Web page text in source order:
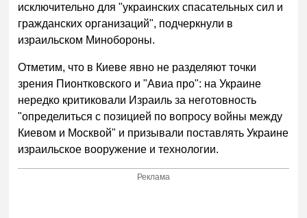
исключительно для "украинских спасательных сил и
гражданских организаций", подчеркнули в
израильском Минобороны.
Отметим, что в Киеве явно не разделяют точки
зрения Пионтковского и "Авиа про": на Украине
нередко критиковали Израиль за неготовность
"определиться с позицией по вопросу войны между
Киевом и Москвой" и призывали поставлять Украине
израильское вооружение и технологии.
Реклама